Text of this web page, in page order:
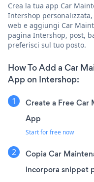
Crea la tua app Car
Intershop
web e aggiungi Car
pagina Intershop, post,
preferisci sul tuo posto.
How To Add a Car
App on Intershop:
Create a Free Car
App
Start for free now
Copia Car
incorpora snippet